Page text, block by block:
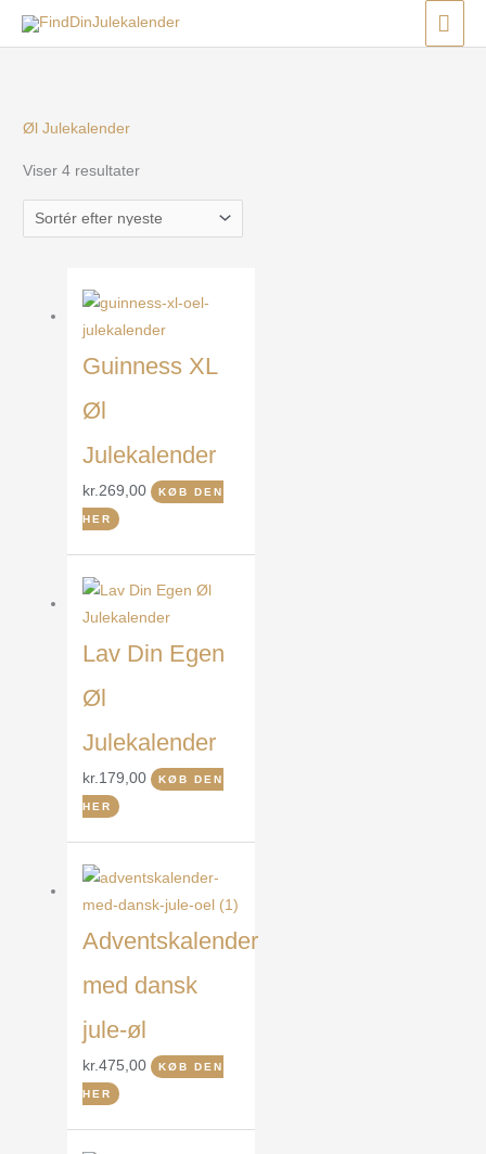
Øl Julekalender
Viser 4 resultater
Guinness XL
Øl
Julekalender
kr.269,00 KØB DEN
HER
Lav Din Egen
Øl
Julekalender
kr.179,00 KØB DEN
HER
Adventskalender
med dansk
jule-øl
kr.475,00 KØB DEN
HER
Menu
Menu
Menu